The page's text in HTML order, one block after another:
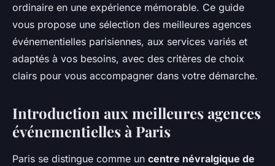
l'exceptionnel
Soline•21 octobre 2024•4 min de lecture
ordinaire en une expérience mémorable. Ce guide
vous propose une sélection des meilleures agences
événementielles parisiennes, aux services variés et
adaptés à vos besoins, avec des critères de choix
clairs pour vous accompagner dans votre démarche.
Introduction aux meilleures agences
événementielles à Paris
Paris se distingue comme un centre névralgique de